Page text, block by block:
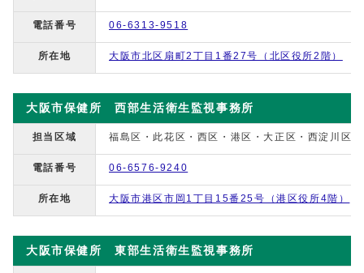
電話番号 06-6313-9518
所在地 大阪市北区扇町2丁目1番27号（北区役所2階）
大阪市保健所 西部生活衛生監視事務所
担当区域 福島区・此花区・西区・港区・大正区・西淀川区
電話番号 06-6576-9240
所在地 大阪市港区市岡1丁目15番25号（港区役所4階）
大阪市保健所 東部生活衛生監視事務所